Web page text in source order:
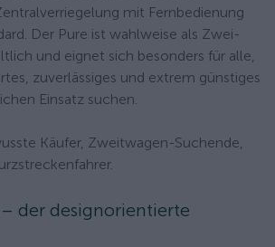
mit Fernbedienung
Der Pure ist wahlweise als Zwei-
und eignet sich besonders für alle,
zuverlässiges und extrem günstiges
Einsatz suchen.
Käufer, Zweitwagen-Suchende,
der designorientierte